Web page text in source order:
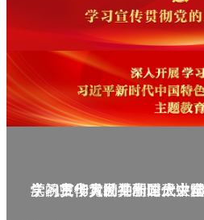
庆祝中华人民共和国成立
学习贯彻党的二十届三中
党的二十大精神理论大讲
学习宣传贯彻党的二十大
学习贯彻习近平新时代中